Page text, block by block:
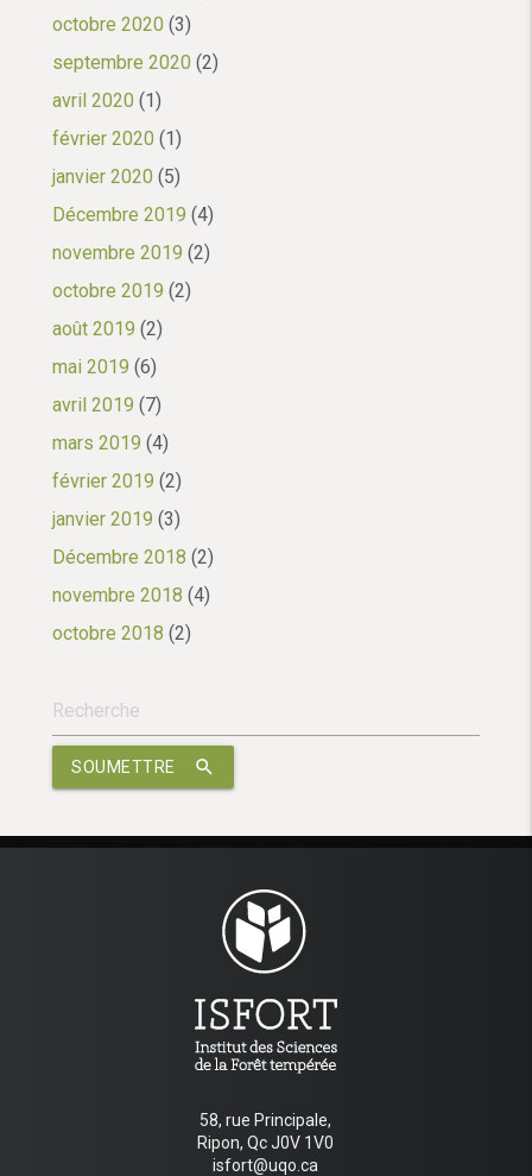
octobre 2020 (3)
septembre 2020 (2)
avril 2020 (1)
février 2020 (1)
janvier 2020 (5)
Décembre 2019 (4)
novembre 2019 (2)
octobre 2019 (2)
août 2019 (2)
mai 2019 (6)
avril 2019 (7)
mars 2019 (4)
février 2019 (2)
janvier 2019 (3)
Décembre 2018 (2)
novembre 2018 (4)
octobre 2018 (2)
search
SOUMETTRE
58, rue Principale,
Ripon, Qc J0V 1V0
isfort@uqo.ca